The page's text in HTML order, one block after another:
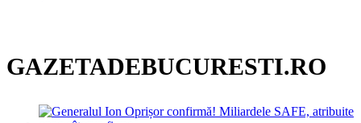
GAZETADEBUCURESTI.RO